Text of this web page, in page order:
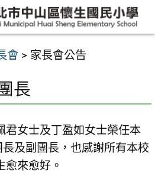
會 > 家長會公告
長
君女士及丁盈如女士榮任本
及副團長，也感謝所有本校
愈來愈好。